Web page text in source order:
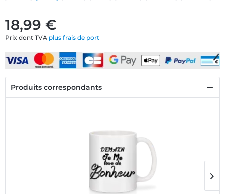
18,99 €
Prix dont TVA plus frais de port
Produits correspondants